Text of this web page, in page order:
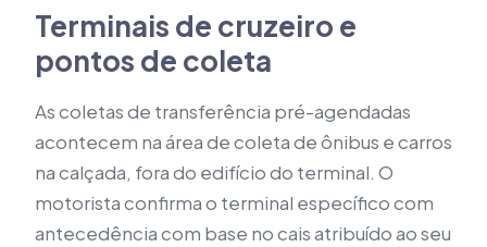
Terminais de cruzeiro e
pontos de coleta
As coletas de transferência pré-agendadas
acontecem na área de coleta de ônibus e carros
na calçada, fora do edifício do terminal. O
motorista confirma o terminal específico com
antecedência com base no cais atribuído ao seu